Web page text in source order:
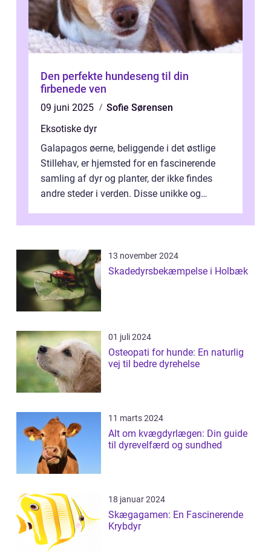
Den perfekte hundeseng til din
firbenede ven
09 juni 2025
Sofie Sørensen
Eksotiske dyr
Galapagos øerne, beliggende i det østlige
Stillehav, er hjemsted for en fascinerende
samling af dyr og planter, der ikke findes
andre steder i verden. Disse unikke og
13 november 2024
Skadedyrsbekæmpelse i Holbæk
01 juli 2024
Osteopati for hunde: En naturlig
vej til bedre dyrehelse
11 marts 2024
Alt om kvægdyrlægen: Din guide
til dyrevelfærd og sundhed
18 januar 2024
Skægagamen: En Fascinerende
Krybdyr